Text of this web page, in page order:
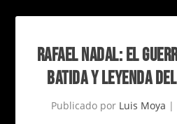
RAFAEL NADAL: EL
BATIDA Y LEYENDA
Publicado por Luis Moya |